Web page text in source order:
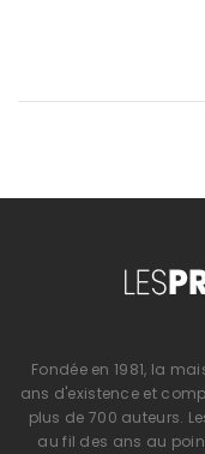
Fondée en 1981, la
ans d'existence et
plus de 700 auteurs.
au fil des ans au